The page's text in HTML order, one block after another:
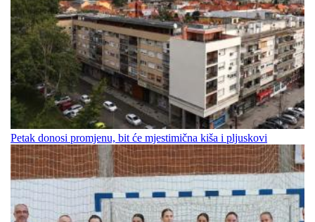
Petak donosi promjenu, bit će mjestimična kiša i pljuskovi